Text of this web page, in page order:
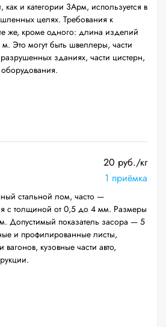
и категории 3Арм, используется в
целях. Требования к
же, кроме одного: длина изделий
Это могут быть швеллеры, части
зданиях, части цистерн,
оборудования.
20 руб./кг
1 приёмка
стальной лом, часто —
с толщиной от 0,5 до 4 мм. Размеры
Допустимый показатель засора — 5
и профилированные листы,
кузовные части авто,